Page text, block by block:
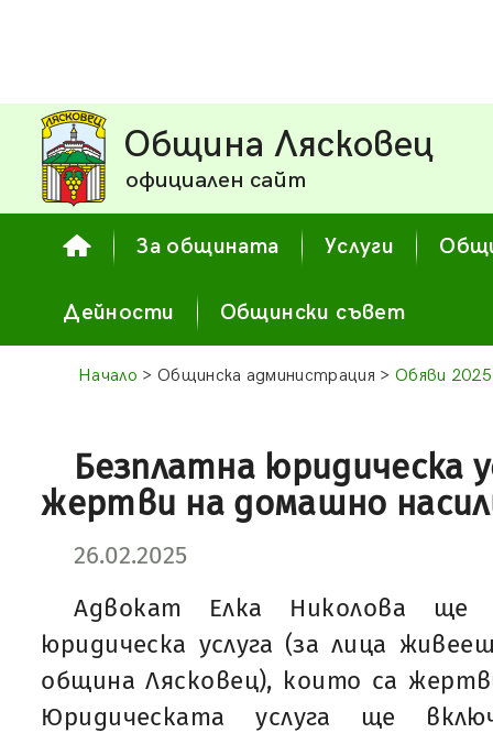
Община Лясковец
официален сайт
За общината Услуги
Дейности Общински съвет
Начало > Общинска администрация > Обяви 2025
Безплатна юридическа
жертви на домашно
26.02.2025
Адвокат Елка Николова ще
юридическа услуга (за лица
община Лясковец), които са
Юридическата услуга ще